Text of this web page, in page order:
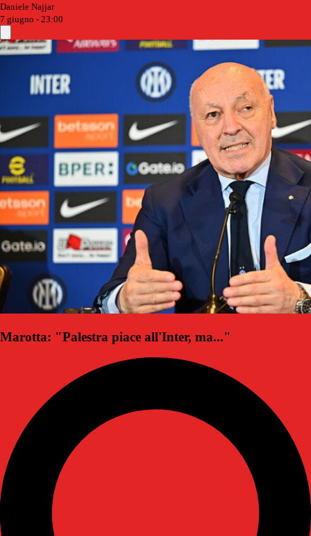
Daniele Najjar
7 giugno - 23:00
Marotta: "Palestra piace all'Inter, ma..."